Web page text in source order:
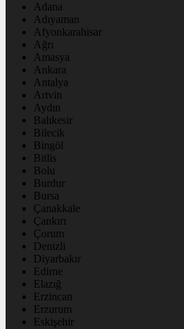
Adana
Adıyaman
Afyonkarahisar
Ağrı
Amasya
Ankara
Antalya
Artvin
Aydın
Balıkesir
Bilecik
Bingöl
Bitlis
Bolu
Burdur
Bursa
Çanakkale
Çankırı
Çorum
Denizli
Diyarbakır
Edirne
Elazığ
Erzincan
Erzurum
Eskişehir